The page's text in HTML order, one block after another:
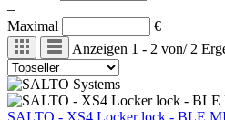
–
Maximal
€
Anzeigen 1 - 2 von/2
SALTO - XS4 Locker lock - BLE